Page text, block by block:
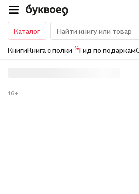
Каталог
КнигиКнига с полки %Гид по подаркам
16+